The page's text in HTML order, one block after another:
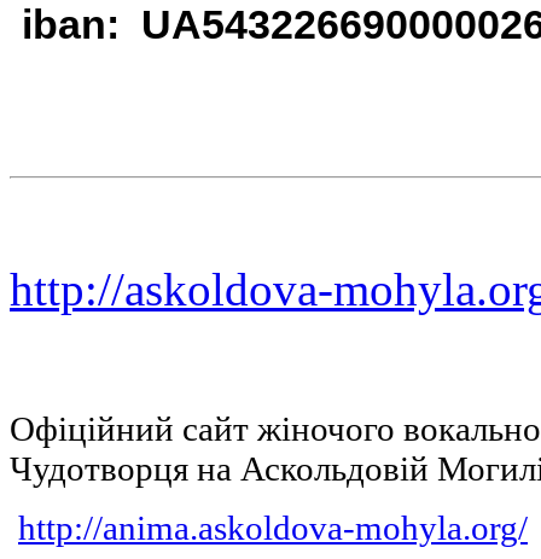
iban:
http://askoldova-
Офіційний сайт жіночого
Чудотворця на Аскольдовій
http://anima.askoldova-mohyla.org/